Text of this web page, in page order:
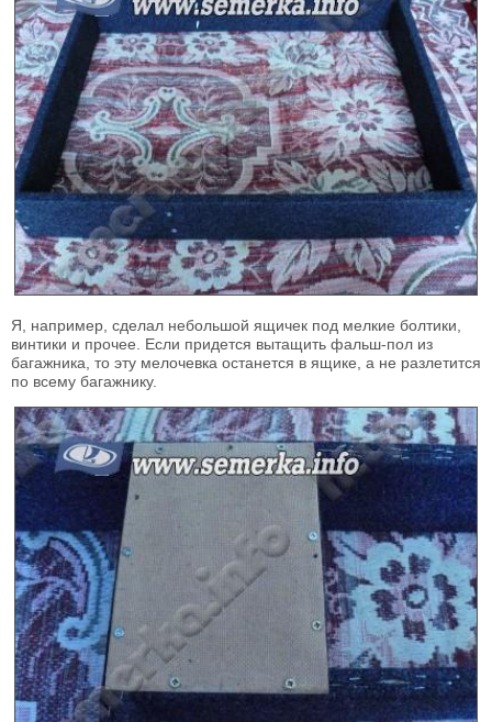
Я, например, сделал небольшой ящичек под мелкие болтики,
винтики и прочее. Если придется вытащить фальш-пол из
багажника, то эту мелочевка останется в ящике, а не разлетится
по всему багажнику.